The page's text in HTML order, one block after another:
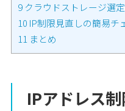
9クラウドストレージ選
10 IP制限見直しの簡易チ
11 まとめ
IPアドレス